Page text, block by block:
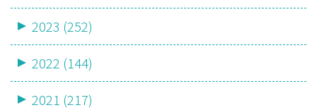
2023 (252)
2022 (144)
2021 (217)